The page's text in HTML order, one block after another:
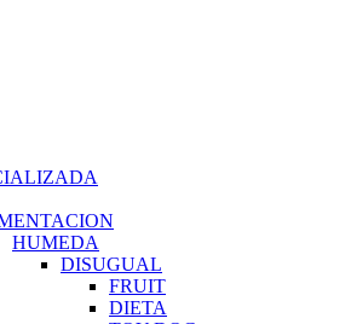
HUMEDA
DISUGUAL
FRUIT
DIETA